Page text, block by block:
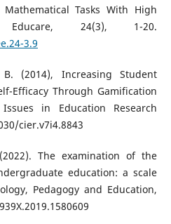
Tasks With High
Educare, 24(3), 1-20.
3.9
(2014), Increasing Student
Efficacy Through Gamification
in Education Research
cier.v7i4.8843
The examination of the
education: a scale
Pedagogy and Education,